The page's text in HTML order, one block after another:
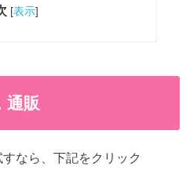
[表示]
通販
なら、下記をクリック